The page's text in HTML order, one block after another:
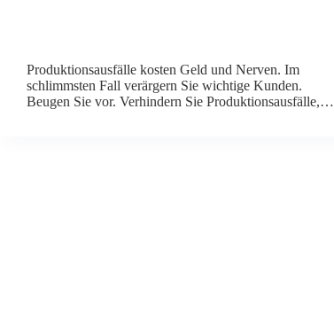
Produktionsausfälle kosten Geld und Nerven. Im
schlimmsten Fall verärgern Sie wichtige Kunden.
Beugen Sie vor. Verhindern Sie Produktionsausfälle,…